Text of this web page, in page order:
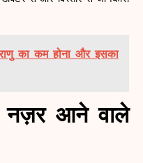
का कम होना और इसका
नज़र आने वाले